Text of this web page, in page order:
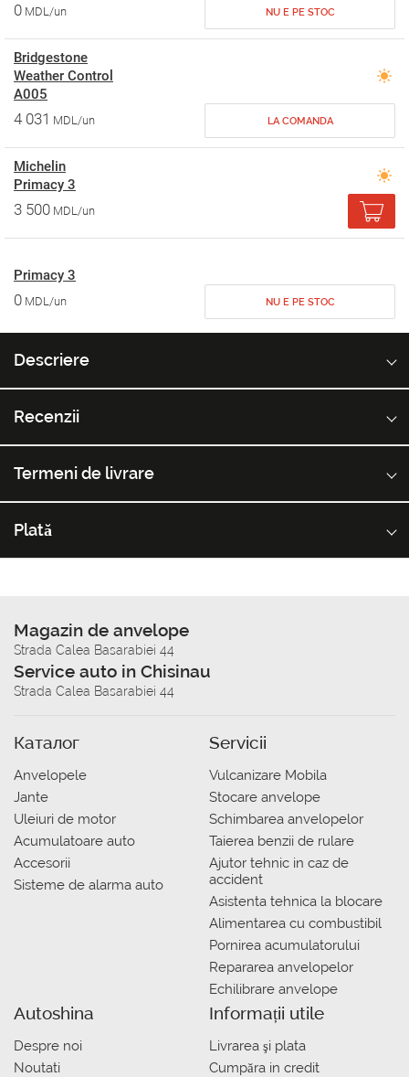
0 MDL/un NU E PE STOC
Bridgestone
Weather Control
A005
4 031 MDL/un LA COMANDA
Michelin
Primacy 3
3 500 MDL/un
Primacy 3
0 MDL/un NU E PE STOC
Descriere
Recenzii
Termeni de livrare
Plată
Magazin de anvelope
Strada Calea Basarabiei 44
Service auto in Chisinau
Strada Calea Basarabiei 44
Каталог
Anvelopele
Jante
Uleiuri de motor
Acumulatoare auto
Accesorii
Sisteme de alarma auto
Servicii
Vulcanizare Mobila
Stocare anvelope
Schimbarea anvelopelor
Taierea benzii de rulare
Ajutor tehnic in caz de
accident
Asistenta tehnica la blocare
Alimentarea cu combustibil
Pornirea acumulatorului
Repararea anvelopelor
Echilibrare anvelope
Autoshina
Despre noi
Noutati
Informații utile
Livrarea şi plata
Сumpăra in credit